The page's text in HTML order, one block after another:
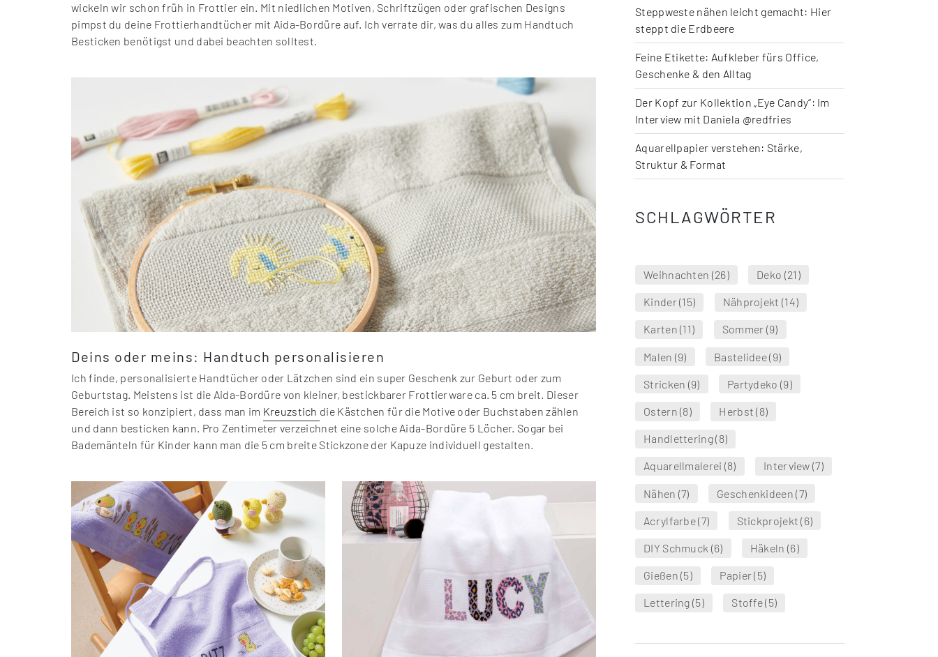
wickeln wir schon früh in Frottier ein. Mit niedlichen Motiven, Schriftzügen oder grafischen Designs
pimpst du deine Frottierhandtücher mit Aida-Bordüre auf. Ich verrate dir, was du alles zum Handtuch
Besticken benötigst und dabei beachten solltest.
Deins oder meins: Handtuch personalisieren
Ich finde, personalisierte Handtücher oder Lätzchen sind ein super Geschenk zur Geburt oder zum
Geburtstag. Meistens ist die Aida-Bordüre von kleiner, bestickbarer Frottierware ca. 5 cm breit. Dieser
Bereich ist so konzipiert, dass man im Kreuzstich die Kästchen für die Motive oder Buchstaben zählen
und dann besticken kann. Pro Zentimeter verzeichnet eine solche Aida-Bordüre 5 Löcher. Sogar bei
Bademänteln für Kinder kann man die 5 cm breite Stickzone der Kapuze individuell gestalten.
Steppweste nähen leicht gemacht: Hier
steppt die Erdbeere
Feine Etikette: Aufkleber fürs Office,
Geschenke & den Alltag
Der Kopf zur Kollektion „Eye Candy“: Im
Interview mit Daniela @redfries
Aquarellpapier verstehen: Stärke,
Struktur & Format
SCHLAGWÖRTER
Weihnachten (26) Deko (21)
Kinder(15) Nähprojekt (14)
Karten (11) Sommer (9)
Malen (9) Bastelidee(9)
Stricken (9) Partydeko (9)
Ostern (8) Herbst (8)
Handlettering(8)
Aquarellmalerei (8) Interview (7)
Nähen (7) Geschenkideen (7)
Acrylfarbe(7) Stickprojekt (6)
DIY Schmuck (6) Häkeln (6)
Gießen (5) Papier(5)
Lettering (5) Stoffe(5)